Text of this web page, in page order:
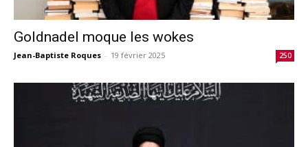
Goldnadel moque les wokes
Jean-Baptiste Roques - 19 février 2025 250